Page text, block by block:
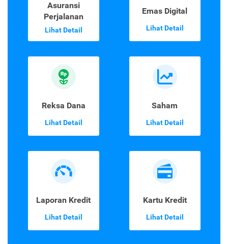
Asuransi
Perjalanan
Lihat Detail
Emas Digital
Lihat Detail
Reksa Dana
Lihat Detail
Saham
Lihat Detail
Laporan Kredit
Lihat Detail
Kartu Kredit
Lihat Detail